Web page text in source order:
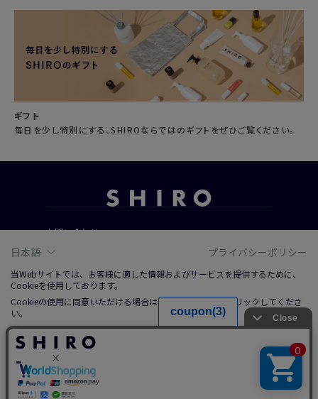
ギフト
毎日を少し特別にする、SHIROならではのギフトをぜひご覧ください。
お問い合わせ
ご利用ガイド
ご利用規約
特定商取引法に基づく表記
プライバシーポリシー
ソーシャルメディアポリシー
日本語 プライバシーポリシー
当Webサイトでは、お客様に適した情報およびサービスを提供するために、
Cookieを使用しております。
Cookieの使用に同意いただける場合は、「同意する」をクリックしてくださ
い。
詳しくは、右上記載プライバシーポリシーリンクまたは「Cookieについて」
をクリックのうえ、ご参照ください。